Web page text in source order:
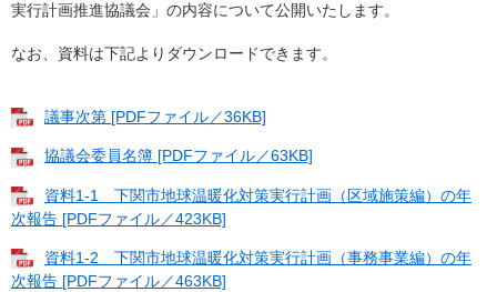
実行計画推進協議会」の内容について公開いたします。
なお、資料は下記よりダウンロードできます。
議事次第 [PDFファイル／36KB]
協議会委員名簿 [PDFファイル／63KB]
資料1-1 下関市地球温暖化対策実行計画（区域施策編）の年
次報告 [PDFファイル／423KB]
資料1-2 下関市地球温暖化対策実行計画（事務事業編）の年
次報告 [PDFファイル／463KB]